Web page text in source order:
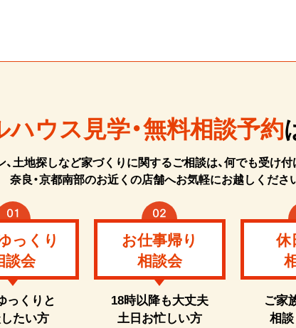
ウス見学・無料相談予約
、土地探しなど家づくりに関するご相談は、何でも受け付
奈良・京都南部のお近くの店舗へお気軽にお越しくださ
っくり
談会
っくりと
たい方
お仕事帰り
相談会
18時以降も大丈夫
土日お忙しい方
休
ご家
相